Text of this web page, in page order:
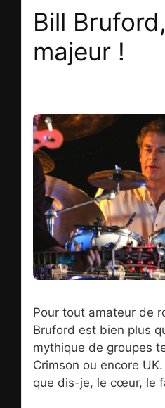
avec un exquis album
groupe de métal
Adelaïde et Naïri ont
grands stades
Rhin. Entre les doigts
pianistes, le métal se
nouvelle dimension
enfers des guitares
rejoindre les anges au
noires et blanches.
Bill
majeur !
Pour tout amateur de
Bruford est bien plus
mythique de groupes
Crimson ou encore
que dis-je, le cœur, le